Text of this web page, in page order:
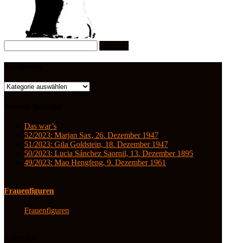
nach:
Kategorien
Das war’s
52/2023: Marjan Sax, 26. Dezember 1947
51/2023: Gila Goldstein, 18. Dezember 1947
50/2023: Lucia Sánchez Saornil, 13. Dezember 1895
49/2023: Mao Hengfeng, 9. Dezember 1961
Frauenfiguren
Frauenfiguren